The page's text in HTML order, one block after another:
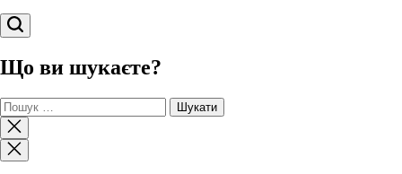
Пошук
Що ви шукаєте?
Пошук:
Закрити
пошук